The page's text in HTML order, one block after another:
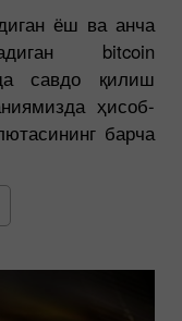
ёш ва анча
bitcoin
савдо қилиш
ҳисоб-
барча